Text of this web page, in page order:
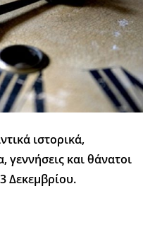
ιστορικά,
γεννήσεις και θάνατοι
Δεκεμβρίου.